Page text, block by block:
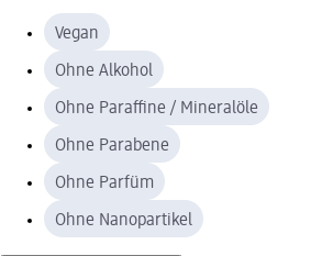
Vegan
Ohne Alkohol
Ohne Paraffine / Mineralöle
Ohne Parabene
Ohne Parfüm
Ohne Nanopartikel